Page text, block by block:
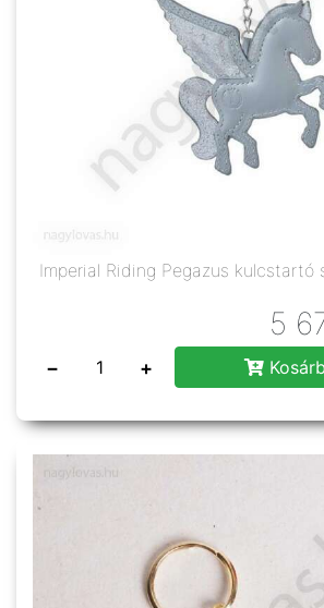
Imperial Riding Pegazus kulcstartó
5
− +